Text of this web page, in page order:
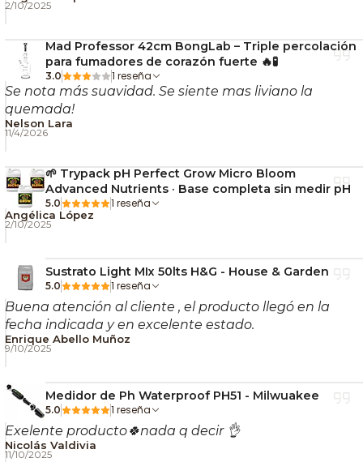
Consejo Nostress
Si quieres comparar tipos de bongs, tamaños y
sistemas de filtración, revisa nuestra guía completa:
cómo elegir un bong según tu estilo
🌿 Cultiva sencillo, cultiva Nostress.
2/10/2025
Mad Professor 42cm BongLab – Triple percolación
para fumadores de corazón fuerte 🔥🧪
3.0 1 reseña
Se nota más suavidad. Se siente mas liviano la
quemada!
Nelson Lara
11/4/2026
🌱 Trypack pH Perfect Grow Micro Bloom
Advanced Nutrients · Base completa sin medir pH
5.0 1 reseña
Angélica López
2/10/2025
Sustrato Light MIx 50lts H&G - House & Garden
5.0 1 reseña
Buena atención al cliente , el producto llegó en la
fecha indicada y en excelente estado.
Enrique Abello Muñoz
9/10/2025
Medidor de Ph Waterproof PH51 - Milwuakee
5.0 1 reseña
Exelente producto🍀nada q decir 👌
Nicolás Valdivia
11/10/2025